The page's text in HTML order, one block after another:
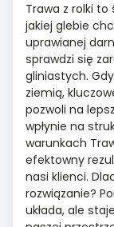
Trawa z rolki
jakiej glebie
uprawianej
sprawdzi się
gliniastych.
ziemią,
pozwoli na
wpłynie na
warunkach
efektowny
nasi klienci.
rozwiązanie?
układa, ale